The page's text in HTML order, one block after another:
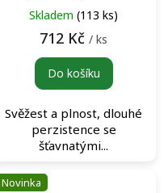
Skladem (113 ks)
712 Kč / ks
Do košíku
Svěžest a plnost, dlouhé
perzistence se
šťavnatými...
Novinka